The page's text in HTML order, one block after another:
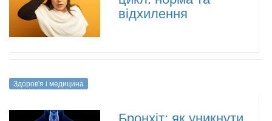
відхилення
Здоров'я і медицина
Бронхіт: як уникнути